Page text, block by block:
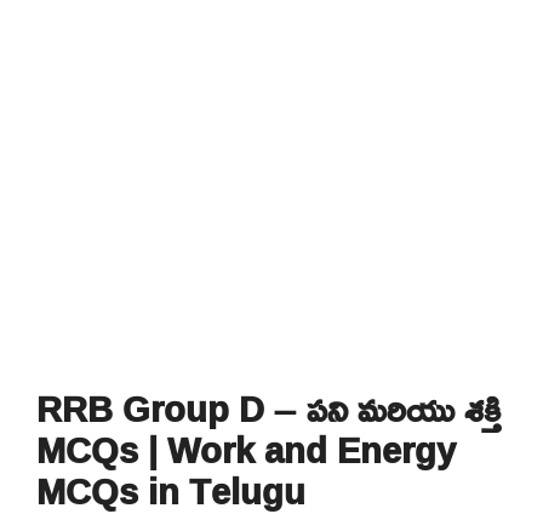
RRB Group D – పని మరియు శక్తి
MCQs | Work and Energy
MCQs in Telugu